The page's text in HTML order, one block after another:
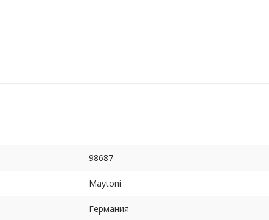
98687
Maytoni
Германия